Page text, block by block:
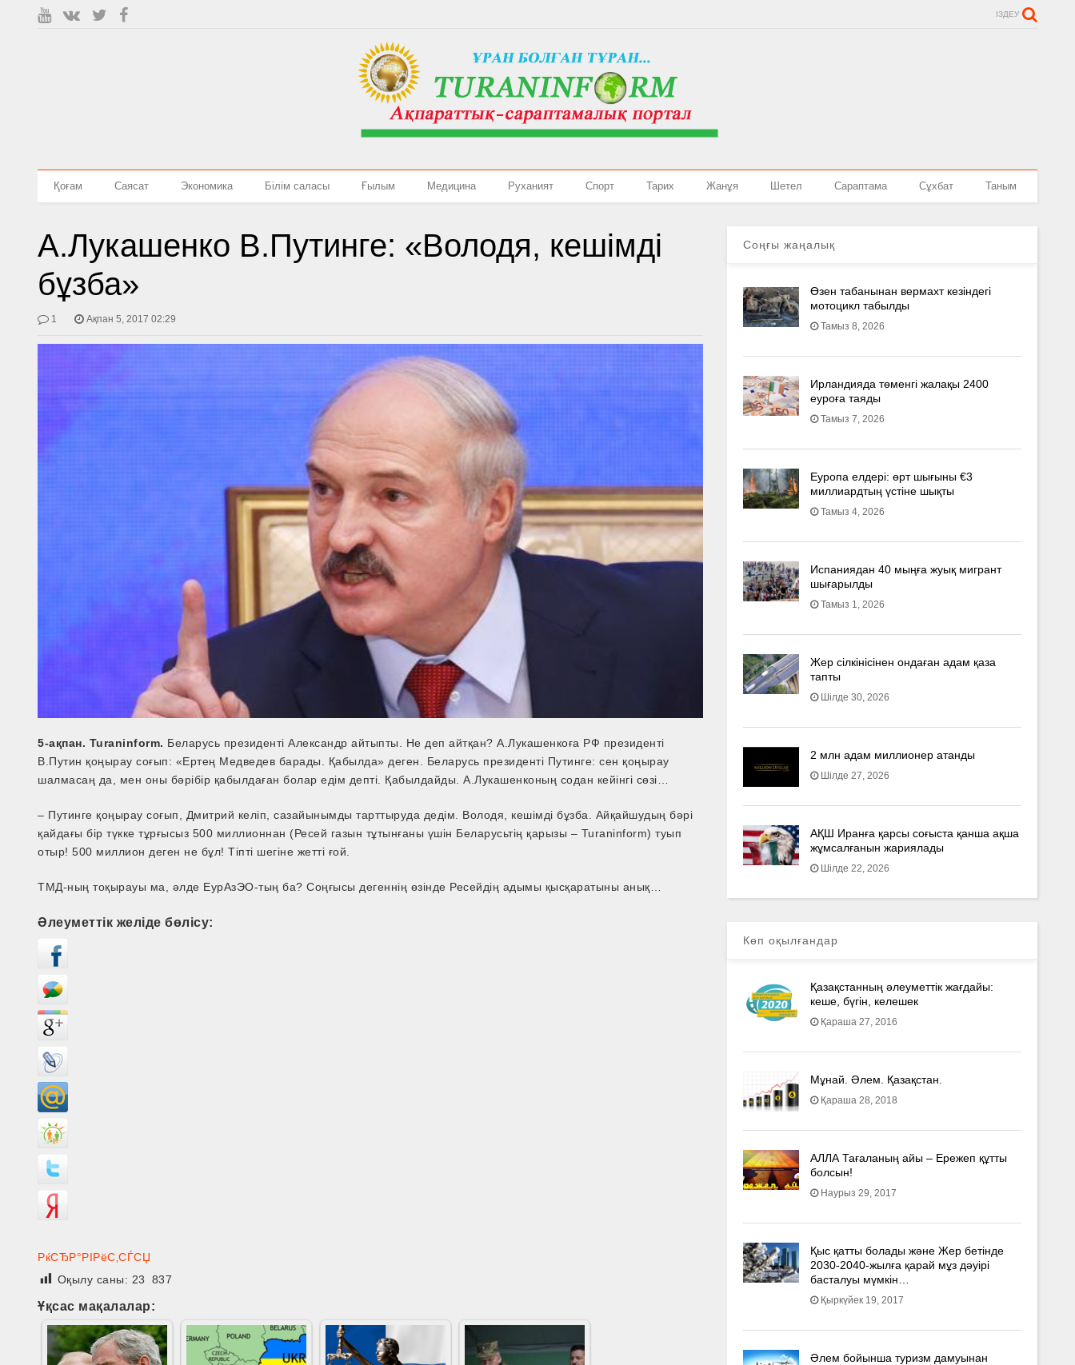
ІЗДЕУ
Қоғам Саясат Экономика Білім саласы Ғылым Медицина Руханият Спорт Тарих Жанұя Шетел Сараптама Сұхбат Таным
А.Лукашенко В.Путинге: «Володя, кешімді
бұзба»
1 Ақпан 5, 2017 02:29
5-ақпан. Turaninform. Беларусь президенті Александр айтыпты. Не деп айтқан? А.Лукашенкоға РФ президенті
В.Путин қоңырау соғып: «Ертең Медведев барады. Қабылда» деген. Беларусь президенті Путинге: сен қоңырау
шалмасаң да, мен оны бәрібір қабылдаған болар едім депті. Қабылдайды. А.Лукашенконың содан кейінгі сөзі…
– Путинге қоңырау соғып, Дмитрий келіп, сазайынымды тарттыруда дедім. Володя, кешімді бұзба. Айқай­шудың бәрі
қайдағы бір түкке тұрғысыз 500 миллионнан (Ресей газын тұтынғаны үшін Беларусьтің қарызы – Turaninform) туып
отыр! 500 миллион деген не бұл! Тіпті шегіне жетті ғой.
ТМД-­ның тоқырауы ма, әлде ЕурАзЭО-­тың ба? Соңғысы дегеннің өзінде Ресейдің адымы қысқаратыны анық…
Әлеуметтік желіде бөлісу:
РќСЂР°РІРёС‚СЃСЏ
Оқылу саны: 23 837
Ұқсас мақалалар:
Соңғы жаңалық
Өзен табанынан вермахт кезіндегі
мотоцикл табылды
Тамыз 8, 2026
Ирландияда төменгі жалақы 2400
еуроға таяды
Тамыз 7, 2026
Еуропа елдері: өрт шығыны €3
миллиардтың үстіне шықты
Тамыз 4, 2026
Испаниядан 40 мыңға жуық мигрант
шығарылды
Тамыз 1, 2026
Жер сілкінісінен ондаған адам қаза
тапты
Шілде 30, 2026
2 млн адам миллионер атанды
Шілде 27, 2026
АҚШ Иранға қарсы соғыста қанша ақша
жұмсалғанын жариялады
Шілде 22, 2026
Көп оқылғандар
Қазақстанның әлеуметтік жағдайы:
кеше, бүгін, келешек
Қараша 27, 2016
Мұнай. Әлем. Қазақстан.
Қараша 28, 2018
АЛЛА Тағаланың айы – Ережеп құтты
болсын!
Наурыз 29, 2017
Қыс қатты болады және Жер бетінде
2030-2040­-жылға қарай мұз дәуірі
басталуы мүмкін…
Қыркүйек 19, 2017
Әлем бойынша туризм дамуынан